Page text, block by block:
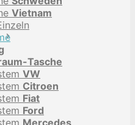
Vietnam
Tasche
VW
Citroen
Fiat
Ford
Mercedes